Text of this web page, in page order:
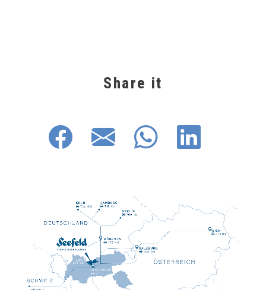
Share it